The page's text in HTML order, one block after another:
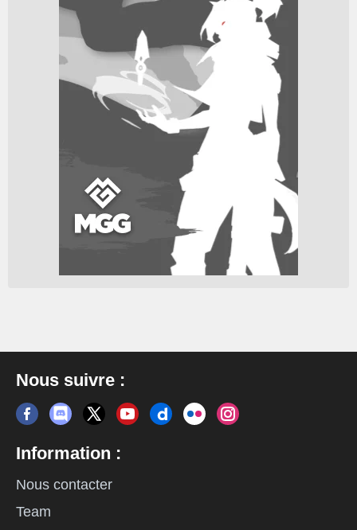
Nous suivre :
Information :
Nous contacter
Team